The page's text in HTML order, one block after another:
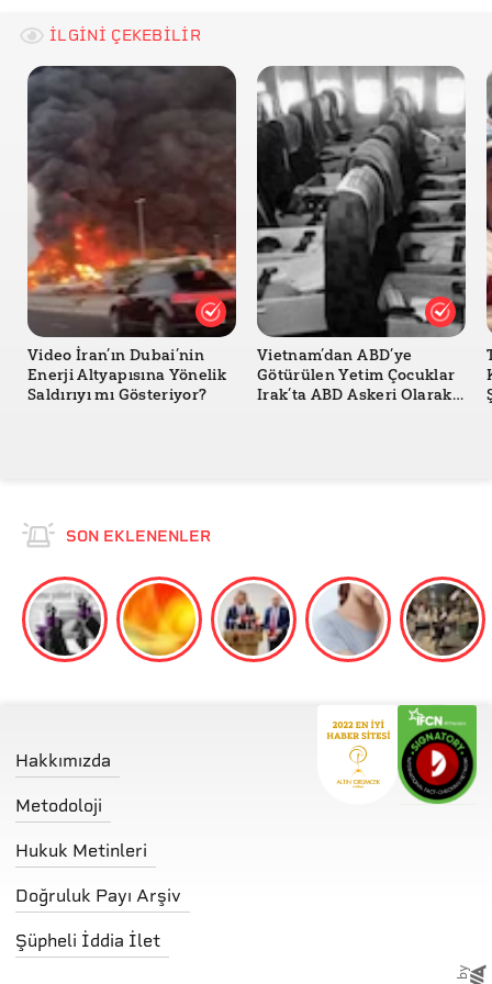
İLGİNİ ÇEKEBİLİR
Video İran’ın Dubai’nin
Enerji Altyapısına Yönelik
Saldırıyı mı Gösteriyor?
Vietnam’dan ABD’ye
Götürülen Yetim Çocuklar
Irak’ta ABD Askeri Olarak
SON EKLENENLER
Hakkımızda
Metodoloji
Hukuk Metinleri
Doğruluk Payı Arşiv
Şüpheli İddia İlet